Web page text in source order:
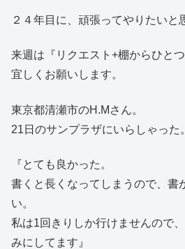
２４年目に、頑張ってやりたいと
来週は『リクエスト+棚からひと
宜しくお願いします。
東京都清瀬市のH.Mさん。
21日のサンプラザにいらしゃった。
『とても良かった。
書くと長くなってしまうので、書
い。
私は1回きりしか行けませんので
みにしてます』